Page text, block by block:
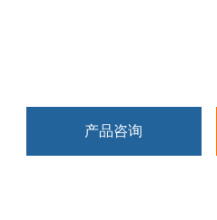
产品咨询